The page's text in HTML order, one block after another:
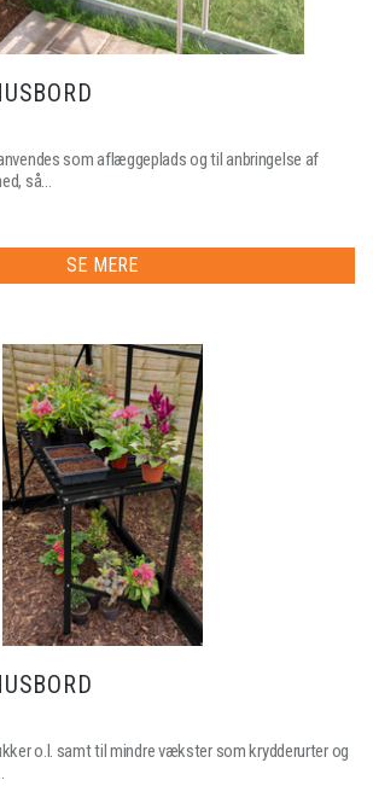
som aflæggeplads og til anbringelse af
så...
SE MERE
o.l. samt til mindre vækster som krydderurter og